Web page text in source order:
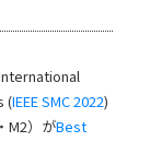
(IEEE SMC 2022)
・M2）がBest